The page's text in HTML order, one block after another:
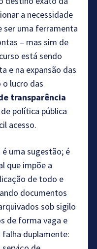
a necessidade
ser uma ferramenta
– mas sim de
está sendo
e na expansão das
o lucro das
transparência
política pública
acesso.
é uma sugestão; é
que impõe a
de todo e
documentos
sob sigilo
de forma vaga e
duplamente: